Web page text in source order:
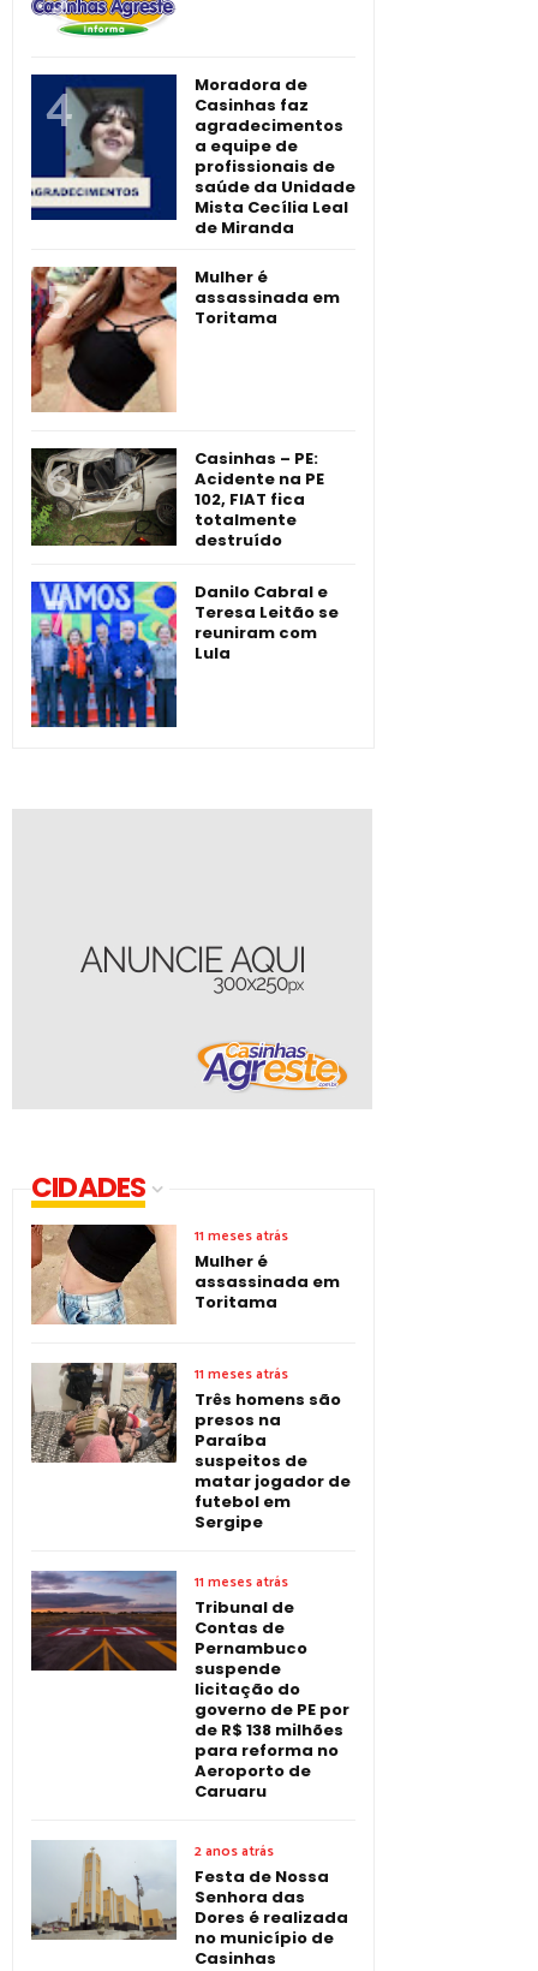
Moradora de
Casinhas faz
agradecimentos
a equipe de
profissionais de
saúde da Unidade
Mista Cecília Leal
de Miranda
Mulher é
assassinada em
Toritama
Casinhas – PE:
Acidente na PE
102, FIAT fica
totalmente
destruído
Danilo Cabral e
Teresa Leitão se
reuniram com
Lula
CIDADES
11 meses atrás
Mulher é
assassinada em
Toritama
11 meses atrás
Três homens são
presos na
Paraíba
suspeitos de
matar jogador de
futebol em
Sergipe
11 meses atrás
Tribunal de
Contas de
Pernambuco
suspende
licitação do
governo de PE por
de R$ 138 milhões
para reforma no
Aeroporto de
Caruaru
2 anos atrás
Festa de Nossa
Senhora das
Dores é realizada
no município de
Casinhas